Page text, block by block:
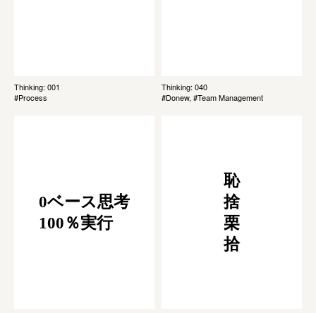
Thinking: 001
#Process
Thinking: 040
#Donew, #Team Management
0ベース思考
100％実行
恥
捨
栗
拾